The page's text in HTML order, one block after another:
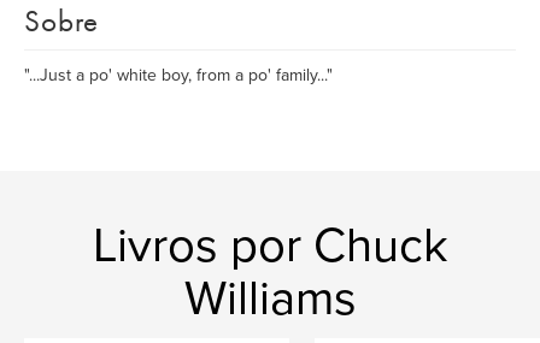
Sobre
"...Just a po' white boy, from a po' family..."
Livros por Chuck
Williams